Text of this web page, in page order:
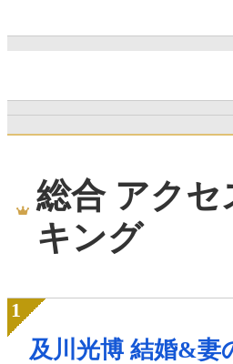
総合 アクセ
キング
及川光博 結婚&妻